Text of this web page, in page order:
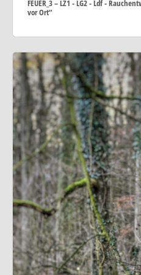
FEUER_3 – LZ1 - LG2 - Ldf -
vor Ort“